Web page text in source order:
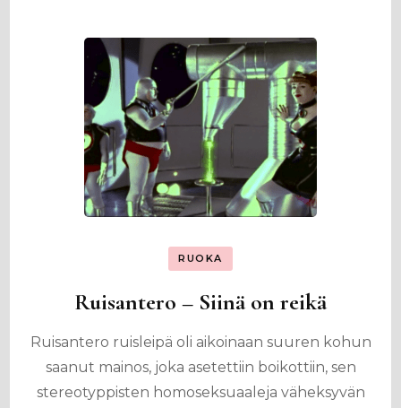
RUOKA
Ruisantero – Siinä on reikä
Ruisantero ruisleipä oli aikoinaan suuren kohun
saanut mainos, joka asetettiin boikottiin, sen
stereotyppisten homoseksuaaleja väheksyvän